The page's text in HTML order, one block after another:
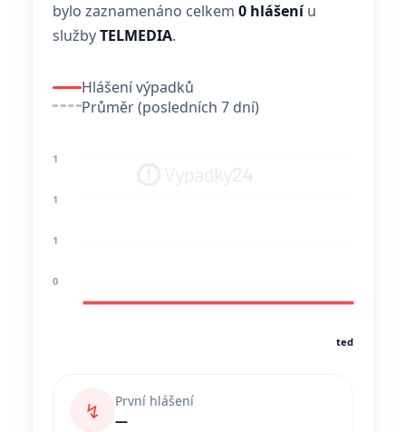
bylo zaznamenáno celkem 0 hlášeníu
službyTELMEDIA.
Hlášení výpadků
Průměr (posledních 7 dní)
1
1
1
0
teď
↯
První hlášení
—